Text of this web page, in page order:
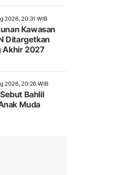
2026, 20:31 WIB
Kawasan
Ditargetkan
Akhir 2027
2026, 20:26 WIB
Bahlil
Muda